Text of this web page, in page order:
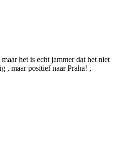
het is echt jammer dat het niet
, maar positief naar Praha! ,